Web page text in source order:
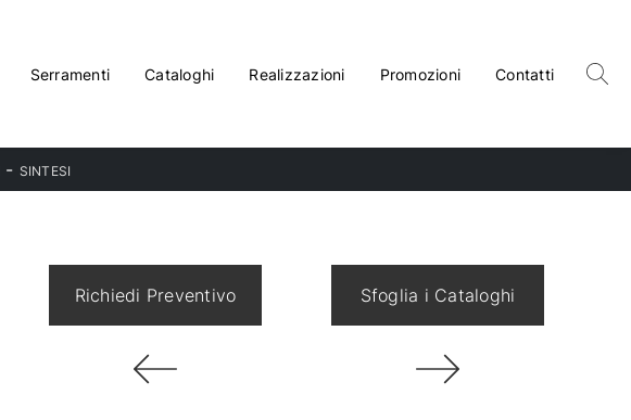
Serramenti Cataloghi Realizzazioni Promozioni Contatti
- SINTESI
Richiedi Preventivo Sfoglia i Cataloghi